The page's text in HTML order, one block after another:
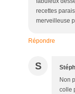
recettes
merveilleuse
Répondre
S Stéph
Non
colle